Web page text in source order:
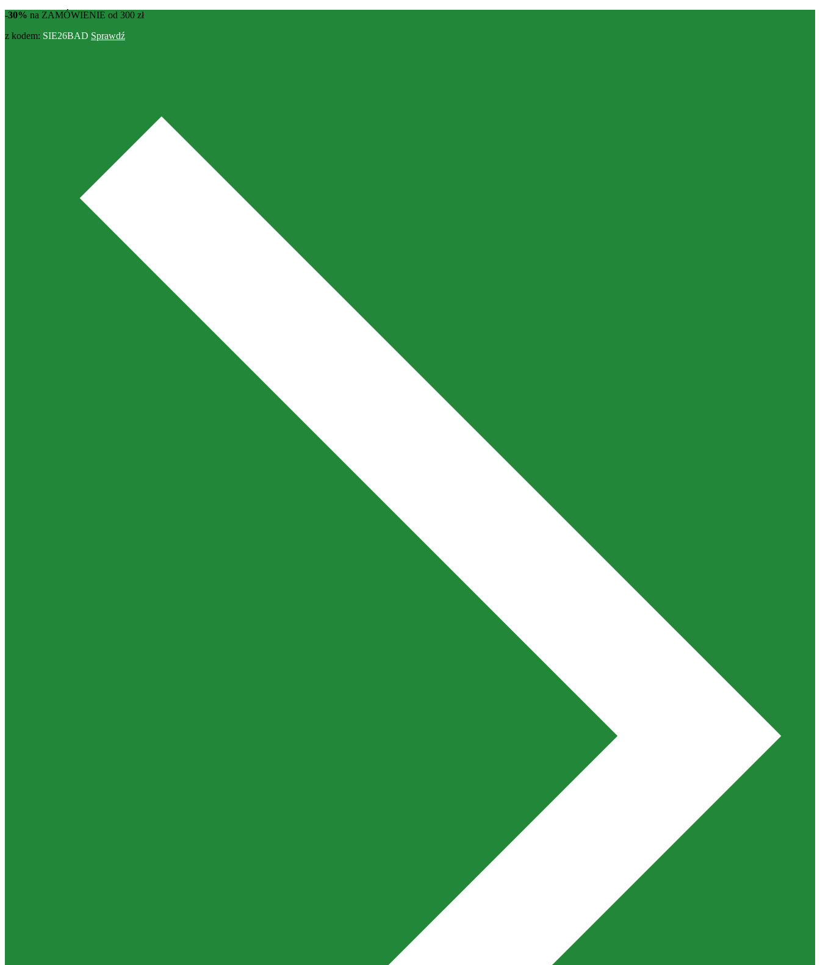
-30% na ZAMÓWIENIE od 300 zł
z kodem: SIE26BAD Sprawdź